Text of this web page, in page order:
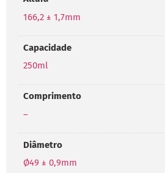
166,2 ± 1,7mm
Capacidade
250ml
Comprimento
–
Diâmetro
Ø49 ± 0,9mm